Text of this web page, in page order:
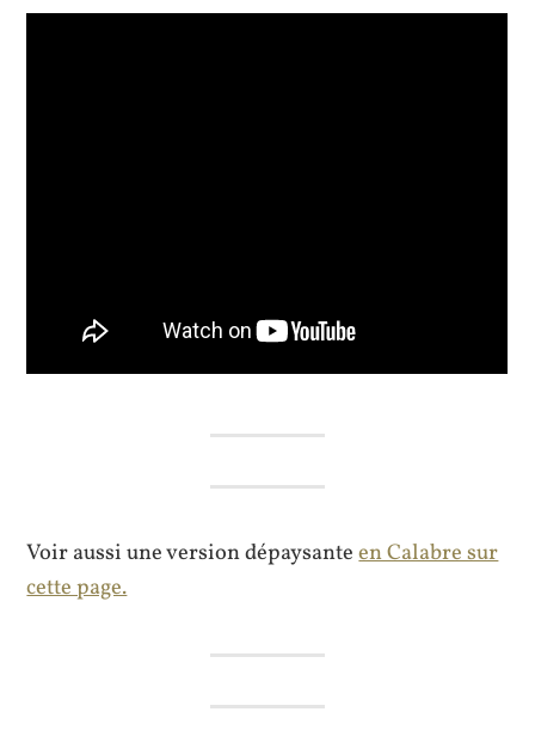
Voir aussi une version dépaysanteen Calabre sur
cette page.